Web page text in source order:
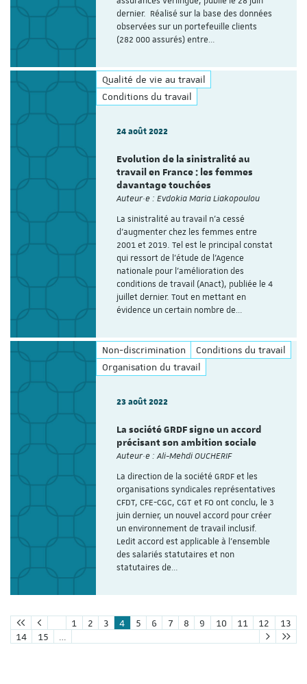
dernier. Réalisé sur la base des données
observées sur un portefeuille clients
(282 000 assurés) entre…
Qualité de vie au travail
Conditions du travail
24 août 2022
Evolution de la sinistralité au
travail en France : les femmes
davantage touchées
Auteur·e : Evdokia Maria Liakopoulou
La sinistralité au travail n'a cessé
d'augmenter chez les femmes entre
2001 et 2019. Tel est le principal constat
qui ressort de l’étude de l'Agence
nationale pour l'amélioration des
conditions de travail (Anact), publiée le 4
juillet dernier. Tout en mettant en
évidence un certain nombre de…
Non-discrimination
Conditions du travail
Organisation du travail
23 août 2022
La société GRDF signe un accord
précisant son ambition sociale
Auteur·e : Ali-Mehdi OUCHERIF
La direction de la société GRDF et les
organisations syndicales représentatives
CFDT, CFE-CGC, CGT et FO ont conclu, le 3
juin dernier, un nouvel accord pour créer
un environnement de travail inclusif.
Ledit accord est applicable à l’ensemble
des salariés statutaires et non
statutaires de…
1 2 3 4 5 6 7 8 9 10 11 12
13
14
15